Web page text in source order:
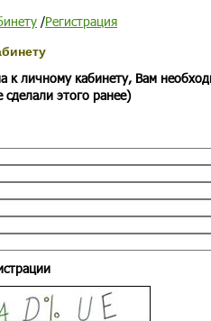
/Регистрация
к личному кабинету, Вам
сделали этого ранее)